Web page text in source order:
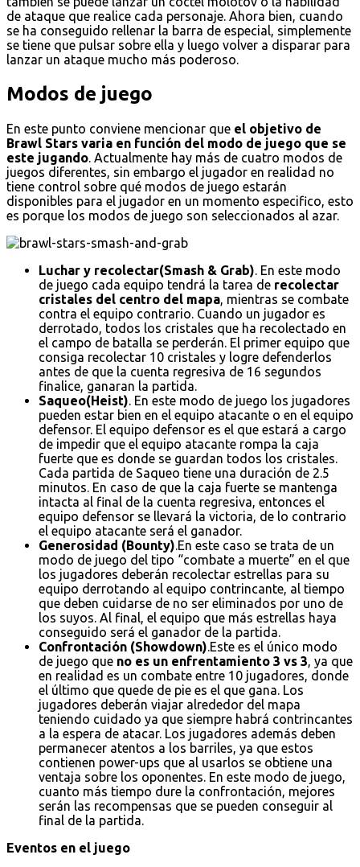
de ataque que realice cada personaje. Ahora bien, cuando
se ha conseguido rellenar la barra de especial, simplemente
se tiene que pulsar sobre ella y luego volver a disparar para
lanzar un ataque mucho más poderoso.
Modos de juego
En este punto conviene mencionar que el objetivo de
Brawl Stars varia en función del modo de juego que se
este jugando. Actualmente hay más de cuatro modos de
juegos diferentes, sin embargo el jugador en realidad no
tiene control sobre qué modos de juego estarán
disponibles para el jugador en un momento especifico, esto
es porque los modos de juego son seleccionados al azar.
Luchar y recolectar(Smash & Grab). En este modo
de juego cada equipo tendrá la tarea de recolectar
cristales del centro del mapa, mientras se combate
contra el equipo contrario. Cuando un jugador es
derrotado, todos los cristales que ha recolectado en
el campo de batalla se perderán. El primer equipo que
consiga recolectar 10 cristales y logre defenderlos
antes de que la cuenta regresiva de 16 segundos
finalice, ganaran la partida.
Saqueo(Heist). En este modo de juego los jugadores
pueden estar bien en el equipo atacante o en el equipo
defensor. El equipo defensor es el que estará a cargo
de impedir que el equipo atacante rompa la caja
fuerte que es donde se guardan todos los cristales.
Cada partida de Saqueo tiene una duración de 2.5
minutos. En caso de que la caja fuerte se mantenga
intacta al final de la cuenta regresiva, entonces el
equipo defensor se llevará la victoria, de lo contrario
el equipo atacante será el ganador.
Generosidad (Bounty).En este caso se trata de un
modo de juego del tipo “combate a muerte” en el que
los jugadores deberán recolectar estrellas para su
equipo derrotando al equipo contrincante, al tiempo
que deben cuidarse de no ser eliminados por uno de
los suyos. Al final, el equipo que más estrellas haya
conseguido será el ganador de la partida.
Confrontación (Showdown).Este es el único modo
de juego que no es un enfrentamiento 3 vs 3, ya que
en realidad es un combate entre 10 jugadores, donde
el último que quede de pie es el que gana. Los
jugadores deberán viajar alrededor del mapa
teniendo cuidado ya que siempre habrá contrincantes
a la espera de atacar. Los jugadores además deben
permanecer atentos a los barriles, ya que estos
contienen power-ups que al usarlos se obtiene una
ventaja sobre los oponentes. En este modo de juego,
cuanto más tiempo dure la confrontación, mejores
serán las recompensas que se pueden conseguir al
final de la partida.
Eventos en el juego